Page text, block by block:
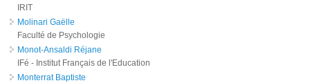
IRIT
Molinari Gaëlle
Faculté de Psychologie
Monot-Ansaldi Réjane
IFé - Institut Français de l'Education
Monterrat Baptiste